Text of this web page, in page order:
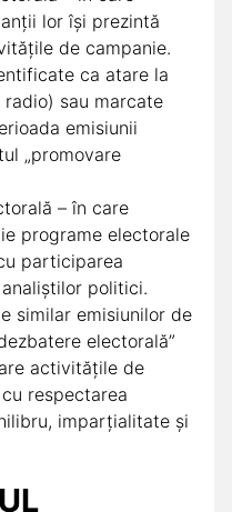
lor își prezintă
de campanie.
ca atare la
sau marcate
emisiunii
„promovare
– în care
programe electorale
participarea
politici.
similar emisiunilor de
electorală”
activitățile de
respectarea
imparțialitate și